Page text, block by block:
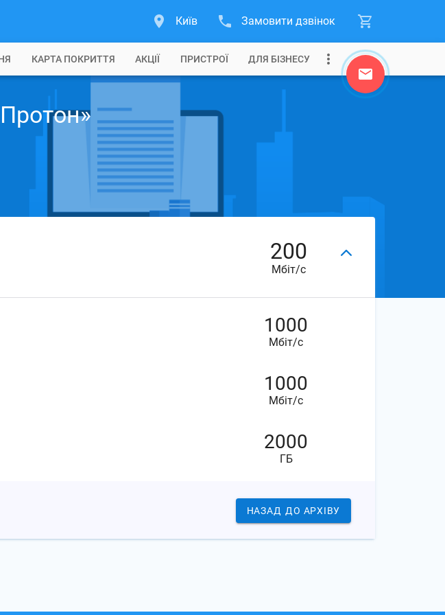
Київ Замовити дзвінок
КАРТА ПОКРИТТЯ АКЦІЇ ПРИСТРОЇ ДЛЯ БІЗНЕСУ
200
Мбіт/с
1000
Мбіт/с
1000
Мбіт/с
2000
ГБ
НАЗАД ДО АРХІВУ